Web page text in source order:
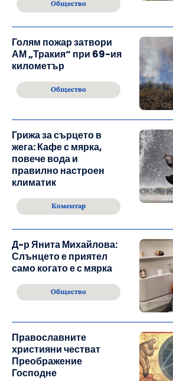
Общество
Голям пожар затвори
АМ „Тракия“ при 69-ия
километър
Общество
Грижа за сърцето в
жега: Кафе с мярка,
повече вода и
правилно настроен
климатик
Коментар
Д-р Янита Михайлова:
Слънцето е приятел
само когато е с мярка
Общество
Православните
християни честват
Преображение
Господне